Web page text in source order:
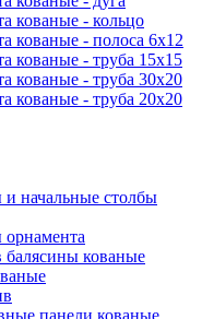
кованые - кольцо
кованые - полоса 6х12
кованые - труба 15х15
кованые - труба 30х20
кованые - труба 20х20
начальные столбы
балясины кованые
панели кованые